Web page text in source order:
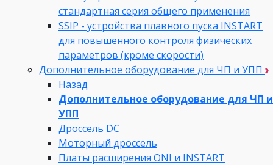
стандартная серия общего применения
SSIP - устройства плавного пуска INSTART
для повышенного контроля физических
параметров (кроме скорости)
Дополнительное оборудование для ЧП и УПП
Назад
Дополнительное оборудование для ЧП и
УПП
Дроссель DC
Моторный дроссель
Платы расширения ONI и INSTART